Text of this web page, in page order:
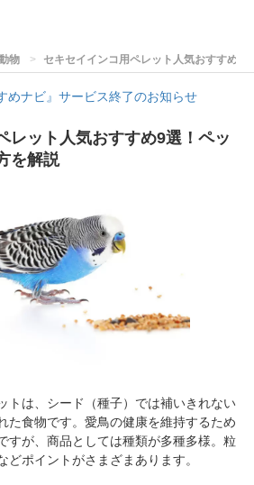
物 セキセイインコ用ペレット人気おすすめ9
めナビ』サービス終了のお知らせ
レット人気おすすめ9選！ペッ
を解説
トは、シード（種子）では補いきれない
た食物です。愛鳥の健康を維持するため
すが、商品としては種類が多種多様。粒
どポイントがさまざまあります。